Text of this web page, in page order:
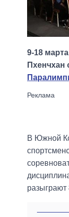
9-18
Пхенчхан
В Южной